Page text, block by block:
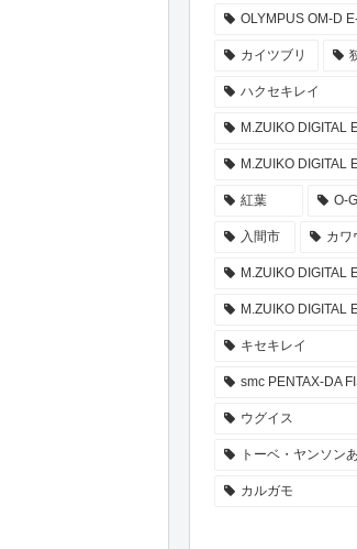
OLYMPUS OM-D
カイツブリ
ハクセキレイ
M.ZUIKO DIGITAL
M.ZUIKO DIGITAL
紅葉 O-
入間市 カワ
M.ZUIKO DIGITAL
M.ZUIKO DIGITAL
キセキレイ
smc PENTAX-DA
ウグイス
トーベ・ヤンソン
カルガモ